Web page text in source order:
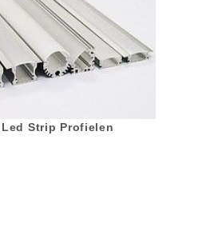
Led Strip Profielen